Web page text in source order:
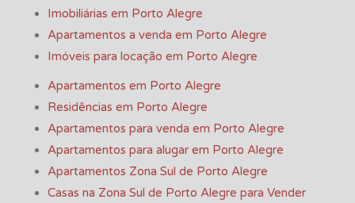
Imobiliárias em Porto Alegre
Apartamentos a venda em Porto Alegre
Imóveis para locação em Porto Alegre
Apartamentos em Porto Alegre
Residências em Porto Alegre
Apartamentos para venda em Porto Alegre
Apartamentos para alugar em Porto Alegre
Apartamentos Zona Sul de Porto Alegre
Casas na Zona Sul de Porto Alegre para Vender